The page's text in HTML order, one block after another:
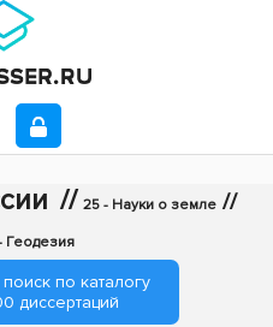
// 25 - Науки о земле //
Геодезия
по каталогу
диссертаций